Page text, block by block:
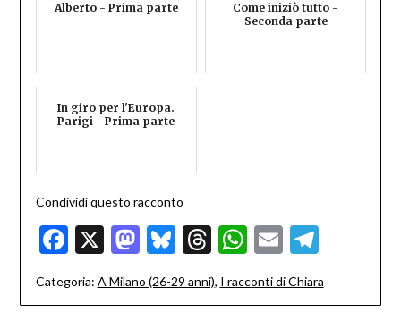
Alberto - Prima parte
Come iniziò tutto -
Seconda parte
In giro per l'Europa.
Parigi - Prima parte
Condividi questo racconto
Facebook
X Mastodon
Bluesky
Threads
WhatsApp
Email
Categoria: A Milano (26-29 anni), I racconti di Chiara